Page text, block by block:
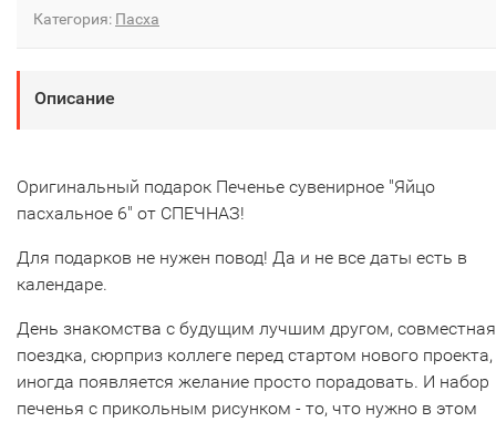
Категория: Пасха
Описание
Оригинальный подарок Печенье сувенирное "Яйцо
пасхальное 6" от СПЕЧНАЗ!
Для подарков не нужен повод! Да и не все даты есть в
календаре.
День знакомства с будущим лучшим другом, совместная
поездка, сюрприз коллеге перед стартом нового
иногда появляется желание просто порадовать. И набор
печенья с прикольным рисунком - то, что нужно в этом